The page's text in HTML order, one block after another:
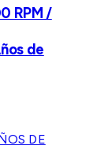
RPM /
de